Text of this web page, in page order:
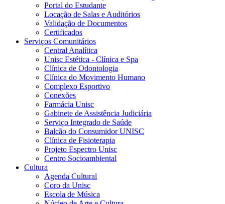
Portal do Estudante
Locação de Salas e Auditórios
Validação de Documentos
Certificados
Serviços Comunitários
Central Analítica
Unisc Estética - Clínica e Spa
Clínica de Odontologia
Clínica do Movimento Humano
Complexo Esportivo
Conexões
Farmácia Unisc
Gabinete de Assistência Judiciária
Serviço Integrado de Saúde
Balcão do Consumidor UNISC
Clínica de Fisioterapia
Projeto Espectro Unisc
Centro Socioambiental
Cultura
Agenda Cultural
Coro da Unisc
Escola de Música